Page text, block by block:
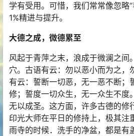
学有受用。可惜，我们常常像忽略
1%精进与提升。
大德之成，微德累至
风起于青萍之末，浪成于微澜之间
穴。古语有云：勿以恶小而为之，
有云：誓断一切恶，无一恶不断；
修；誓度一切众生，无一众生不度
无以成圣。这方面，许多古德的修
印光大师在平日的修持上，极其注
雨寺的时候．洗手的净盆，都是有